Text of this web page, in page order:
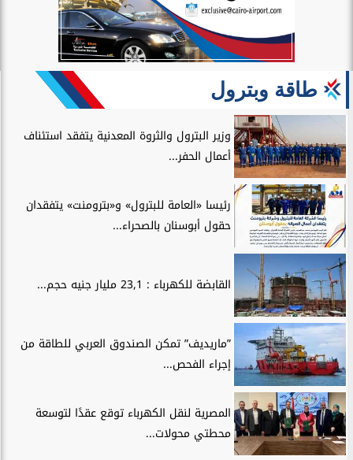
طاقة وبترول
وزير البترول والثروة المعدنية يتفقد استئناف
أعمال الحفر...
رئيسا «العامة للبترول» و«بترومنت» يتفقدان
حقول أبوسنان بالصحراء...
القابضة للكهرباء : 23,1 مليار جنيه حجم...
”ماريديف” تمكن الصندوق العربي للطاقة من
إجراء الفحص...
المصرية لنقل الكهرباء توقع عقدًا لتوسعة
محطتي محولات...